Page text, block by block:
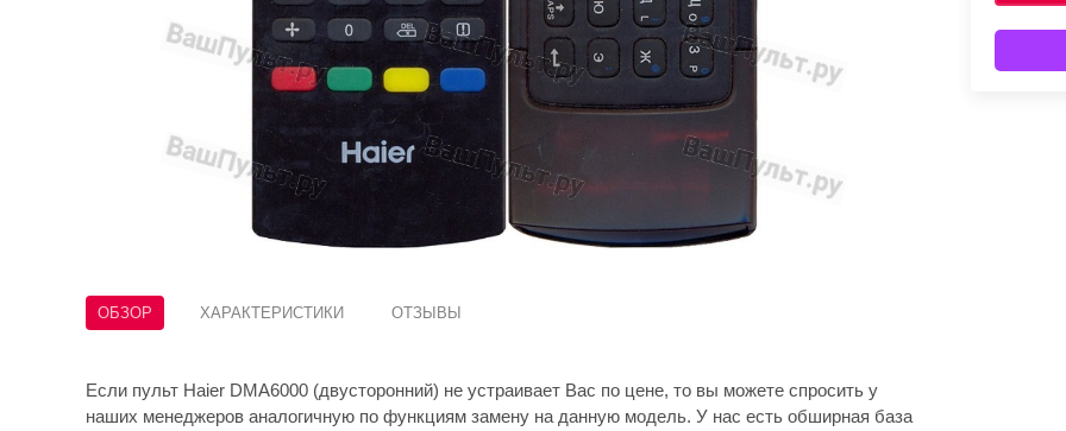
ОБЗОР ХАРАКТЕРИСТИКИ ОТЗЫВЫ
Если пульт Haier DMA6000 (двусторонний) не устраивает Вас по цене, то вы можете спросить у
наших менеджеров аналогичную по функциям замену на данную модель. У нас есть обширная база